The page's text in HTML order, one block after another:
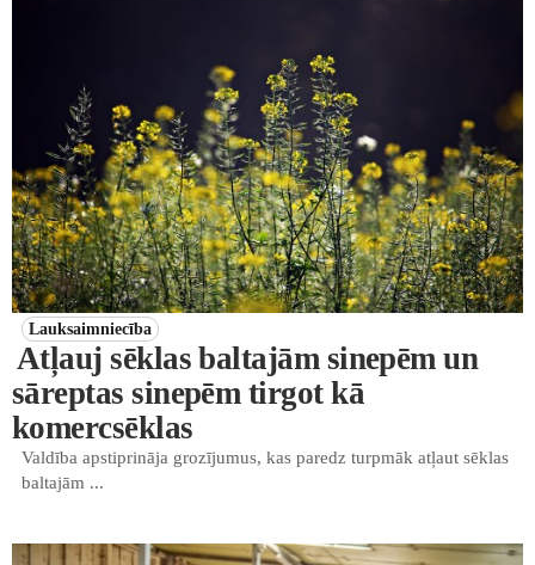
Lauksaimniecība
Atļauj sēklas baltajām sinepēm un
sāreptas sinepēm tirgot kā
komercsēklas
Valdība apstiprināja grozījumus, kas paredz turpmāk atļaut sēklas
baltajām ...